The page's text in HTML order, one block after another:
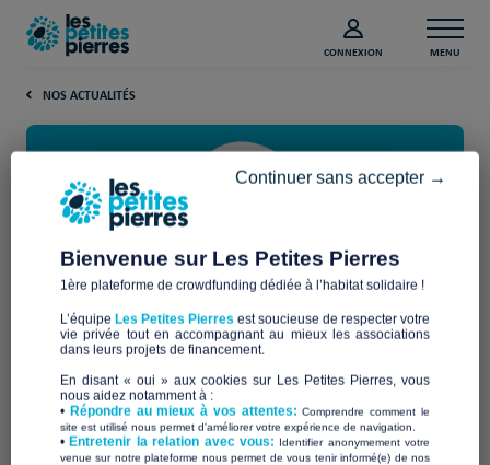
CONNEXION MENU
NOS ACTUALITÉS
Découvrez les 9 associations
sélectionnées pour participer
au prix de la plus belle
campagne 2025
Bienvenue sur Les Petites Pierres
1ère plateforme de crowdfunding dédiée à l’habitat solidaire !
L’équipe Les Petites Pierres est soucieuse de respecter votre
vie privée tout en accompagnant au mieux les associations
dans leurs projets de financement.
En disant « oui » aux cookies sur Les Petites Pierres, vous
nous aidez notamment à :
• Répondre au mieux à vos attentes:Comprendre comment le
site est utilisé nous permet d'améliorer votre expérience de navigation.
•Entretenir la relation avec vous: Identifier anonymement votre
venue sur notre plateforme nous permet de vous tenir informé(e) de nos
Continuer sans accepter →